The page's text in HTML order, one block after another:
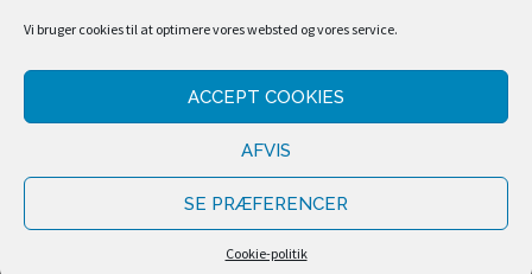
Vi bruger cookies til at optimere vores websted og vores service.
ACCEPT COOKIES
AFVIS
SE PRÆFERENCER
Cookie-politik